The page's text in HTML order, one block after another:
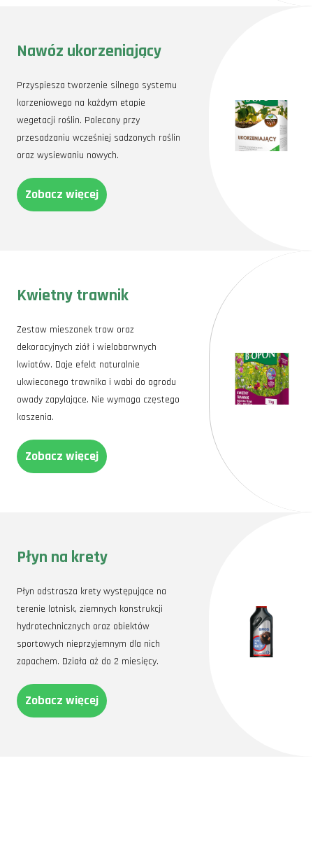
Nawóz ukorzeniający
Przyspiesza tworzenie silnego systemu
korzeniowego na każdym etapie
wegetacji roślin. Polecany przy
przesadzaniu wcześniej sadzonych roślin
oraz wysiewaniu nowych.
Zobacz więcej
Kwietny trawnik
Zestaw mieszanek traw oraz
dekoracyjnych ziół i wielobarwnych
kwiatów. Daje efekt naturalnie
ukwieconego trawnika i wabi do ogrodu
owady zapylające. Nie wymaga częstego
koszenia.
Zobacz więcej
Płyn na krety
Płyn odstrasza krety występujące na
terenie lotnisk, ziemnych konstrukcji
hydrotechnicznych oraz obiektów
sportowych nieprzyjemnym dla nich
zapachem. Działa aż do 2 miesięcy.
Zobacz więcej